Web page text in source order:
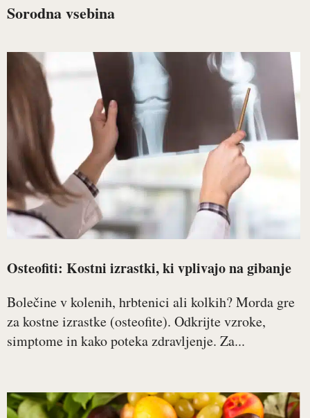
Sorodna vsebina
Osteofiti: Kostni izrastki, ki vplivajo na gibanje
Bolečine v kolenih, hrbtenici ali kolkih? Morda gre
za kostne izrastke (osteofite). Odkrijte vzroke,
simptome in kako poteka zdravljenje. Za...